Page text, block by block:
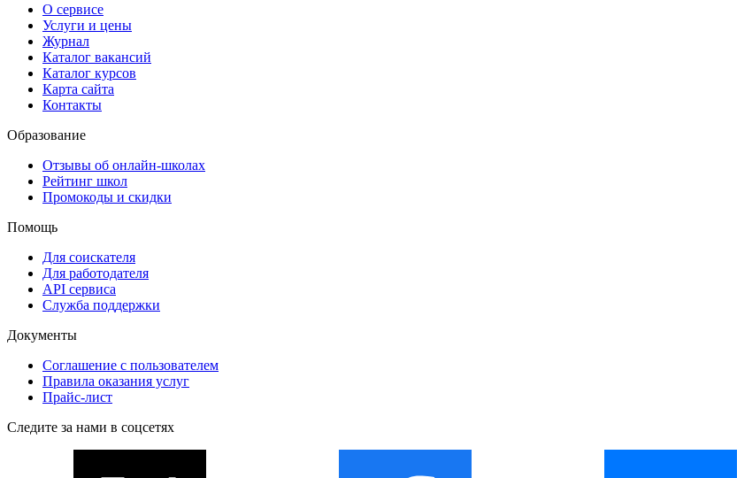
О сервисе
Услуги и цены
Журнал
Каталог вакансий
Каталог курсов
Карта сайта
Контакты
Образование
Отзывы об онлайн-школах
Рейтинг школ
Промокоды и скидки
Помощь
Для соискателя
Для работодателя
API сервиса
Служба поддержки
Документы
Соглашение с пользователем
Правила оказания услуг
Прайс-лист
Следите за нами в соцсетях